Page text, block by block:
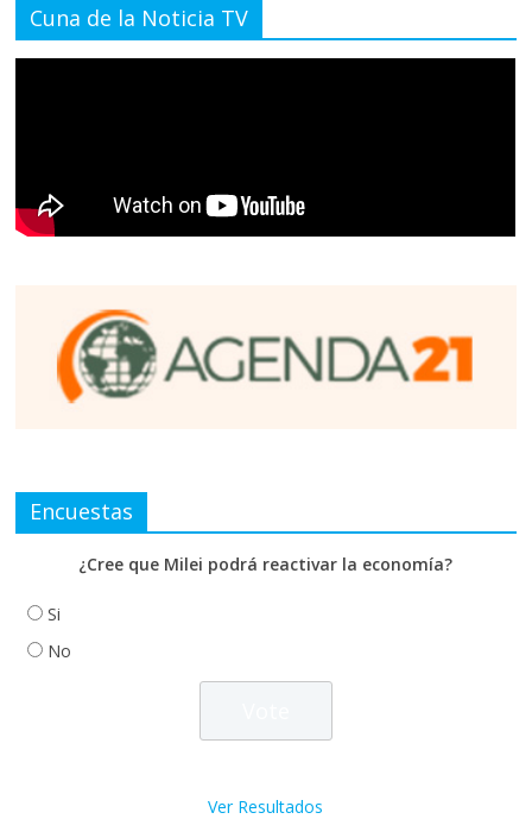
Cuna de la Noticia TV
Encuestas
¿Cree que Milei podrá reactivar la economía?
Si
No
Ver Resultados